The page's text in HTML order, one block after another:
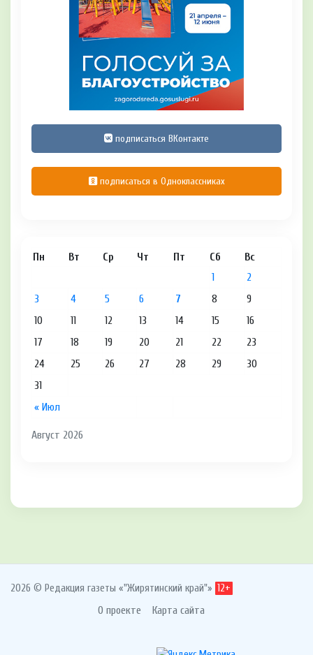
подписаться ВКонтакте
подписаться в Одноклассниках
Август 2026
Пн Вт Ср Чт Пт Сб Вс
« Июл
1
2
3
4 5 6 7 8
9
10
11 12 13 14 15
16
17
18 19 20 21 22
23
24
25 26 27 28 29
30
31
2026 © Редакция газеты «"Жирятинский край"» 12+
О проекте Карта сайта